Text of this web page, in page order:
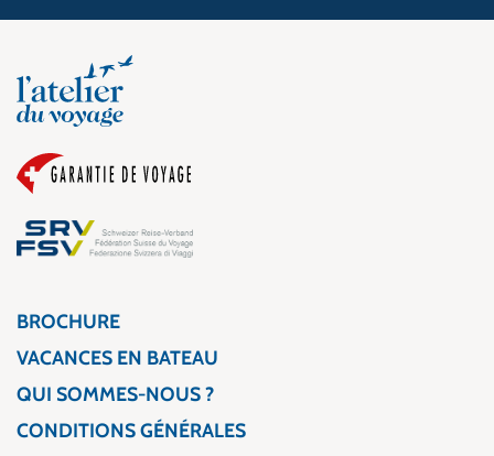
BROCHURE
VACANCES EN BATEAU
QUI SOMMES-NOUS ?
CONDITIONS GÉNÉRALES